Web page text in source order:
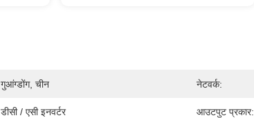
गुआंग्डोंग, चीन नेटवर्क:
डीसी / एसी इनवर्टर आउटपुट प्रकार: